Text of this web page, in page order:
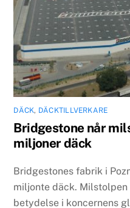
DÄCK, DÄCKTILLVERKARE
Bridgestone når
miljoner däck
Bridgestones fabrik i
miljonte däck.
betydelse i koncernens